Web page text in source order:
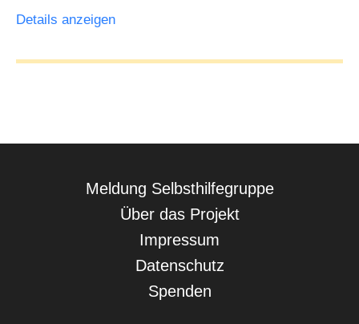
Details anzeigen
Navigation
überspringen
Meldung Selbsthilfegruppe
Über das Projekt
Impressum
Datenschutz
Spenden